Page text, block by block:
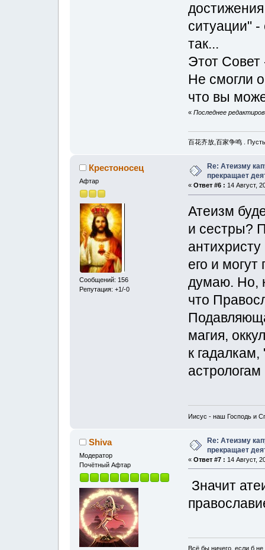
ситуации" -
так...
Этот Совет
Не смогли
что вы
« Последнее
百花齐放,百家争鸣 .
Крестоносец
Афтар
Сообщений: 156
Репутация: +1/-0
Re: Атеизму
прекращает
« Ответ #6 : 14 Август,
Атеизм
и сестры?
его и могут
думаю. Но,
что
магия,
к
Иисус - наш Господь и
Shiva
Модератор
Почётный Афтар
Re: Атеизму
прекращает
« Ответ #7 : 14 Август,
Значит
Всё бы ничего, если б не